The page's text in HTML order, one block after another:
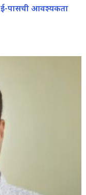
ई-पासची आवश्यकता